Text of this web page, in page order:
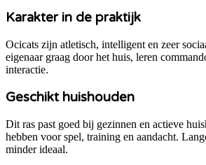
Karakter in de praktijk
Ocicats zijn atletisch, intelligent en zeer
eigenaar graag door het huis, leren
interactie.
Geschikt huishouden
Dit ras past goed bij gezinnen en actieve
hebben voor spel, training en aandacht.
minder ideaal.